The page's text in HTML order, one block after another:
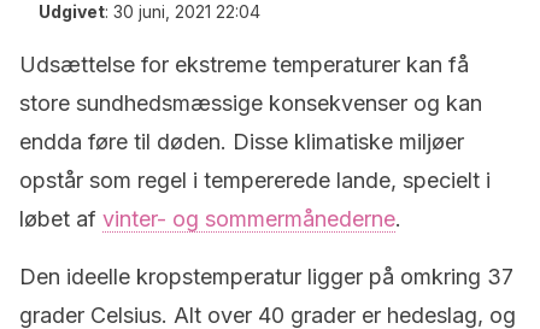
Udgivet: 30 juni, 2021 22:04
Udsættelse for ekstreme temperaturer kan få
store sundhedsmæssige konsekvenser og kan
endda føre til døden. Disse klimatiske miljøer
opstår som regel i tempererede lande, specielt i
løbet af vinter- og sommermånederne.
Den ideelle kropstemperatur ligger på omkring 37
grader Celsius. Alt over 40 grader er hedeslag, og